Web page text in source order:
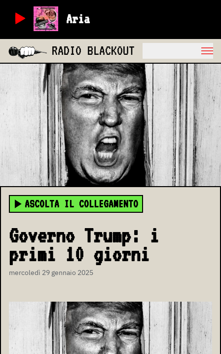
Aria
RADIO BLACKOUT
ASCOLTA IL COLLEGAMENTO
Governo Trump: i
primi 10 giorni
mercoledì 29 gennaio 2025